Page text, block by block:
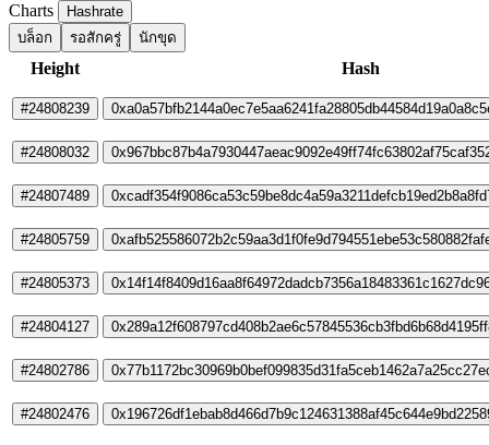
Charts
Hashrate
บล็อก
รอสักครู่ นักขุด
Height Hash
#24808239
#24808032
#24807489
#24805759
#24805373
#24804127
#24802786
#24802476